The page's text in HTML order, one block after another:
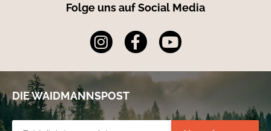
Folge uns auf Social Media
DIE WAIDMANNSPOST